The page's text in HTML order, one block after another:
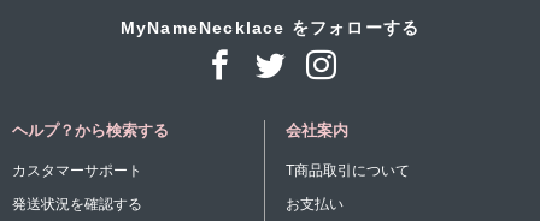
MyNameNecklace をフォローする
ヘルプ？から検索する
カスタマーサポート
発送状況を確認する
会社案内
T商品取引について
お支払い